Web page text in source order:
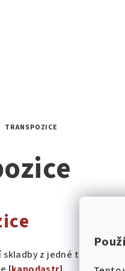
TRANSPOZICE
z jedné tóniny do